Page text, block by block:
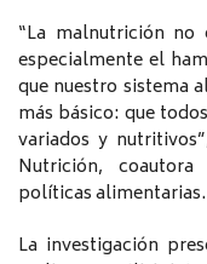
“La malnutrición
especialmente el
que nuestro sistema
más básico: que
variados y
Nutrición,
políticas alimentarias.
La investigación